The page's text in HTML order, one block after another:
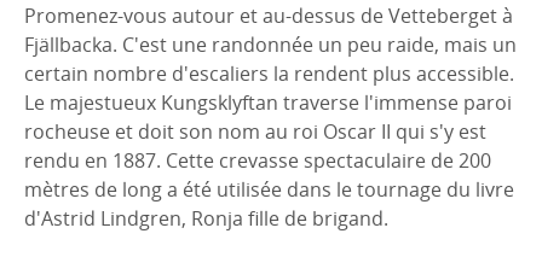
Promenez-vous autour et au-dessus de Vetteberget à
Fjällbacka. C'est une randonnée un peu raide, mais un
certain nombre d'escaliers la rendent plus accessible.
Le majestueux Kungsklyftan traverse l'immense paroi
rocheuse et doit son nom au roi Oscar II qui s'y est
rendu en 1887. Cette crevasse spectaculaire de 200
mètres de long a été utilisée dans le tournage du livre
d'Astrid Lindgren, Ronja fille de brigand.